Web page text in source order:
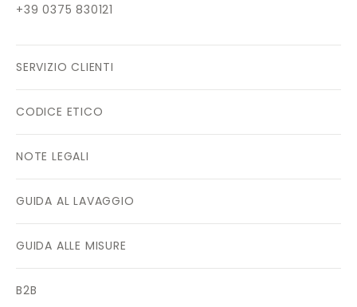
+39 0375 830121
SERVIZIO CLIENTI
CODICE ETICO
NOTE LEGALI
GUIDA AL LAVAGGIO
GUIDA ALLE MISURE
B2B